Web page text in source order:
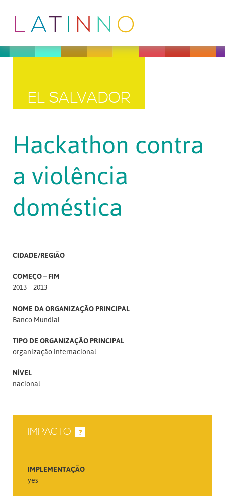
EL SALVADOR
Hackathon contra
a violência
doméstica
CIDADE/REGIÃO
COMEÇO – FIM
2013 – 2013
NOME DA ORGANIZAÇÃO PRINCIPAL
Banco Mundial
TIPO DE ORGANIZAÇÃO PRINCIPAL
organização internacional
NÍVEL
nacional
IMPACTO ?
IMPLEMENTAÇÃO
yes